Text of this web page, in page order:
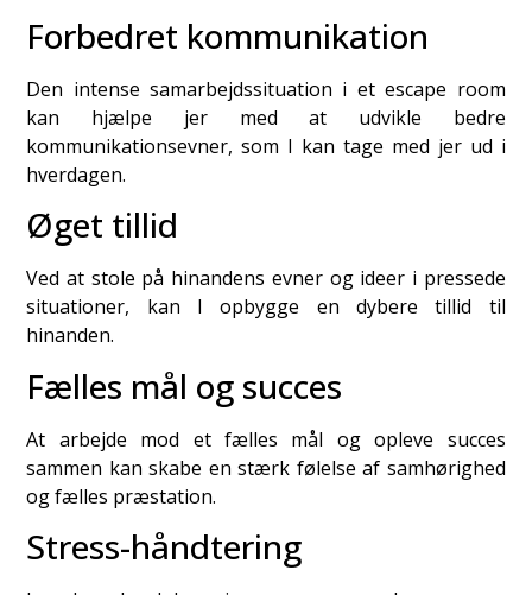
Forbedret kommunikation
Den intense samarbejdssituation i et escape room
kan hjælpe jer med at udvikle bedre
kommunikationsevner, som I kan tage med jer ud i
hverdagen.
Øget tillid
Ved at stole på hinandens evner og ideer i pressede
situationer, kan I opbygge en dybere tillid til
hinanden.
Fælles mål og succes
At arbejde mod et fælles mål og opleve succes
sammen kan skabe en stærk følelse af samhørighed
og fælles præstation.
Stress-håndtering